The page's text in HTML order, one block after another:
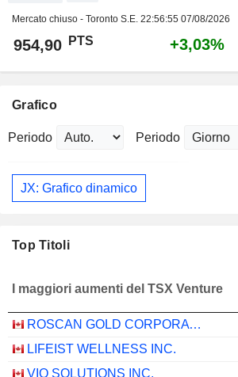
Mercato chiuso - Toronto S.E. 22:56:55 07/08/2026
954,90 PTS +3,03%
Grafico
Periodo Periodo
JX: Grafico dinamico
Top Titoli
I maggiori aumenti del TSX Venture
ROSCAN GOLD CORPORATION
LIFEIST WELLNESS INC.
VIQ SOLUTIONS INC.